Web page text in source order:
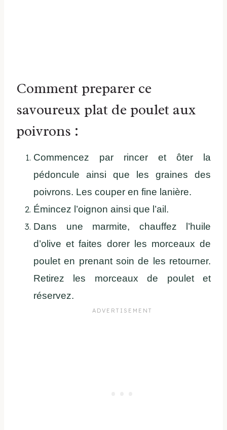
Comment preparer ce
savoureux plat de poulet aux
poivrons :
Commencez par rincer et ôter la
pédoncule ainsi que les graines des
poivrons. Les couper en fine lanière.
Émincez l’oignon ainsi que l’ail.
Dans une marmite, chauffez l’huile
d’olive et faites dorer les morceaux de
poulet en prenant soin de les retourner.
Retirez les morceaux de poulet et
réservez.